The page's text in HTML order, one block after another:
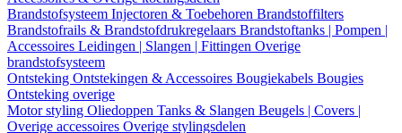
Brandstofsysteem Injectoren & Toebehoren Brandstoffilters
Brandstofrails & Brandstofdrukregelaars Brandstoftanks | Pompen |
Accessoires Leidingen | Slangen | Fittingen Overige
brandstofsysteem
Ontsteking Ontstekingen & Accessoires Bougiekabels Bougies
Ontsteking overige
Motor styling Oliedoppen Tanks & Slangen Beugels | Covers |
Overige accessoires Overige stylingsdelen